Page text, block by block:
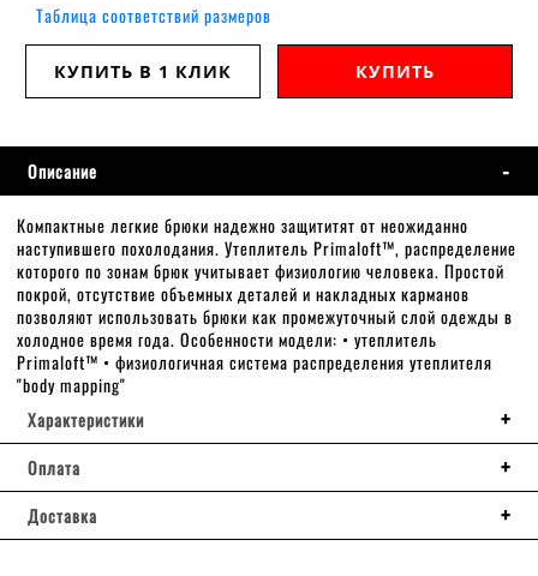
Таблица соответствий размеров
КУПИТЬ В 1 КЛИК КУПИТЬ
Описание
Компактные легкие брюки надежно защититят от неожиданно
наступившего похолодания. Утеплитель Primaloft™, распределение
которого по зонам брюк учитывает физиологию человека. Простой
покрой, отсутствие объемных деталей и накладных карманов
позволяют использовать брюки как промежуточный слой одежды в
холодное время года. Особенности модели: • утеплитель
Primaloft™ • физиологичная система распределения утеплителя
"body mapping"
Характеристики
Оплата
Доставка